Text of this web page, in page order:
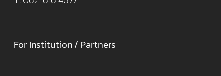
For Institution / Partners